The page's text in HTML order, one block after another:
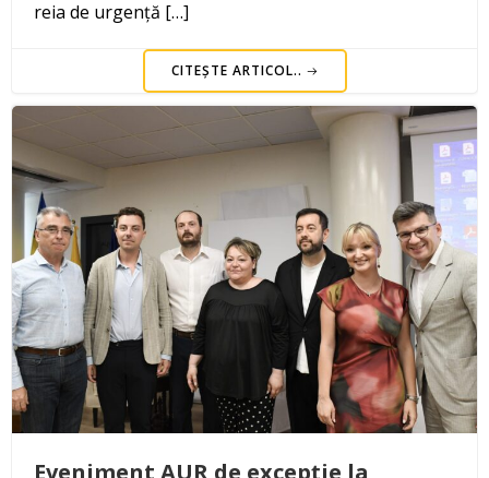
reia de urgență […]
CITEȘTE ARTICOL..
Eveniment AUR de excepție la